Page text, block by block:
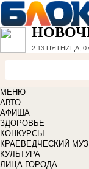
2:13 ПЯТНИЦА,
МЕНЮ
АВТО
АФИША
ЗДОРОВЬЕ
КОНКУРСЫ
КРАЕВЕДЧЕСКИЙ
КУЛЬТУРА
ЛИЦА ГОРОДА